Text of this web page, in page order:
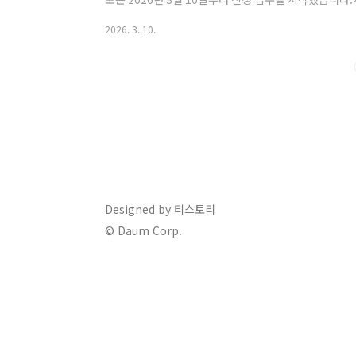
요건: 면허·허가·신고 등의 행정 요건을 유지해야 합니
2026. 3. 10.
Designed by 티스토리
© Daum Corp.